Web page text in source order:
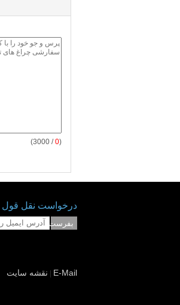
(
0
/ 3000)
درخواست نقل قول
بفرست
E-Mail نقشه سایت